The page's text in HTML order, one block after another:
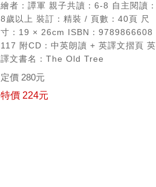
繪者：譚軍 親子共讀：6-8 自主閱讀：
8歲以上 裝訂：精裝 / 頁數：40頁 尺
寸：19 × 26cm ISBN：9789866608
117 附CD：中英朗讀 + 英譯文摺頁 英
譯文書名：The Old Tree
定價 280元
特價 224元